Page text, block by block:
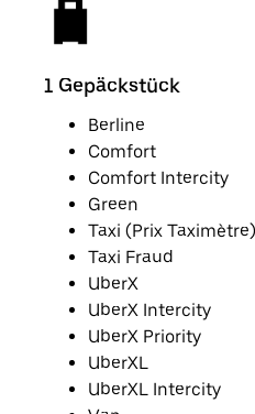
1 Gepäckstück
Berline
Comfort
Comfort Intercity
Green
Taxi (Prix Taximètre)
Taxi Fraud
UberX
UberX Intercity
UberX Priority
UberXL
UberXL Intercity